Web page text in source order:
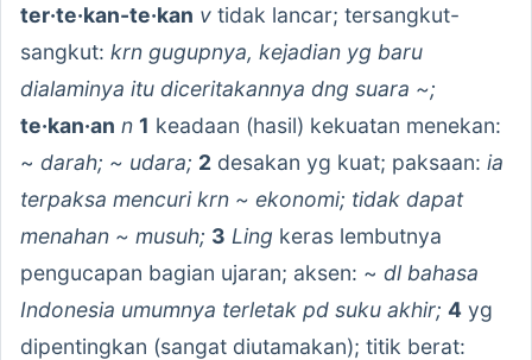
ter·te·kan-te·kan v tidak lancar; tersangkut-
sangkut: krn gugupnya, kejadian yg baru
dialaminya itu diceritakannya dng suara ~;
te·kan·an n 1 keadaan (hasil) kekuatan menekan:
~ darah; ~ udara; 2 desakan yg kuat; paksaan: ia
terpaksa mencuri krn ~ ekonomi; tidak dapat
menahan ~ musuh; 3 Ling keras lembutnya
pengucapan bagian ujaran; aksen: ~ dl bahasa
Indonesia umumnya terletak pd suku akhir; 4 yg
dipentingkan (sangat diutamakan); titik berat: